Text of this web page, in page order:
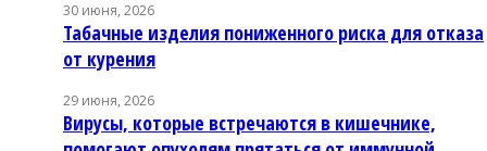
30 июня, 2026
Табачные изделия пониженного риска для отказа
от курения
29 июня, 2026
Вирусы, которые встречаются в кишечнике,